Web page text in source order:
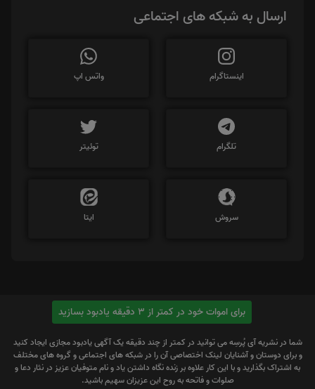
ارسال به شبکه های اجتماعی
اینستاگرام واتس اپ
تلگرام توئیتر
سروش ایتا
برای اموات خود در کمتر از 3 دقیقه یادبود بسازید
شما در نشریه آی پُرسِه می توانید در کمتر از چند دقیقه یک آگهی یادبود مجازی ایجاد کنید
و برای دوستان و آشنایان لینک اختصاصی آن را در شبکه های اجتماعی و گروه های مختلف
به اشتراک بگذارید و با این کار علاوه بر زنده نگاه داشتن یاد و نام متوفیان عزیز در نثار دعا و
صلوات و فاتحه به روح این عزیزان سهیم باشید.